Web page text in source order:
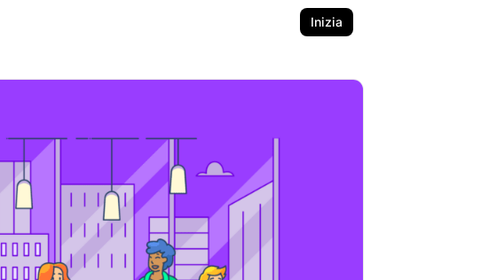
Inizia